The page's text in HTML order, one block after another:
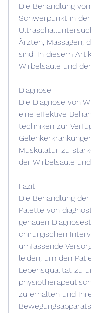
Die Behandlung
Schwerpunkt in der
Ärzten, Massagen,
sind. In diesem
Wirbelsäule und
Diagnose
Die Diagnose von
eine effektive
techniken zur
Muskulatur zu
der Wirbelsäule
Fazit
Die Behandlung
Palette von
genauen
chirurgischen
umfassende
leiden, um den
Lebensqualität zu
zu erhalten und